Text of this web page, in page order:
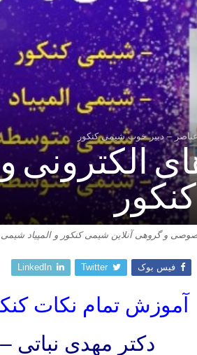
– دبیر خوب شیمی کنکور
و گروهی آنلاین شیمی کنکور و المپیاد
فیس بوک Twitter
LinkedIn
آموزش تمام نکات
دکتر مهدی نباتی